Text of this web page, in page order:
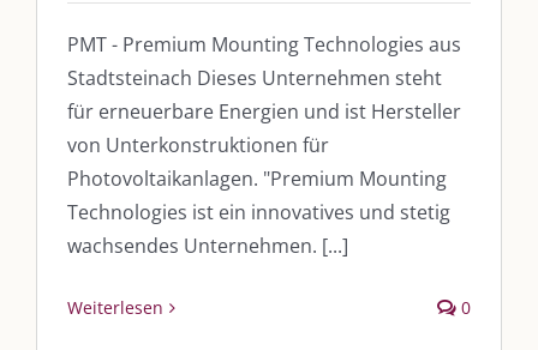
PMT - Premium Mounting Technologies aus
Stadtsteinach Dieses Unternehmen steht
für erneuerbare Energien und ist Hersteller
von Unterkonstruktionen für
Photovoltaikanlagen. "Premium Mounting
Technologies ist ein innovatives und stetig
wachsendes Unternehmen. [...]
Weiterlesen 0
Kooperationen
vkfk
Immer die passende Geschenkidee – für jeden Anlass